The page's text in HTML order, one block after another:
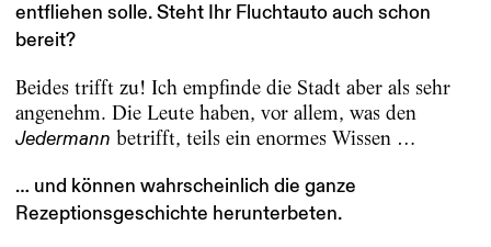
entfliehen solle. Steht Ihr Fluchtauto auch schon
bereit?
Beides trifft zu! Ich empfinde die Stadt aber als sehr
angenehm. Die Leute haben, vor allem, was den
Jedermann betrifft, teils ein enormes Wissen …
… und können wahrscheinlich die ganze
Rezeptionsgeschichte herunterbeten.